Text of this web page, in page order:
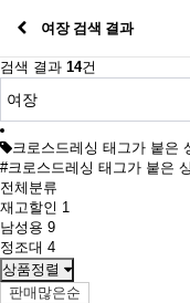
여장 검색 결과
검색 결과 14건
크로스드레싱 태그가 붙은
#크로스드레싱 태그가 붙은
전체분류
재고할인 1
남성용 9
정조대 4
상품정렬
판매많은순